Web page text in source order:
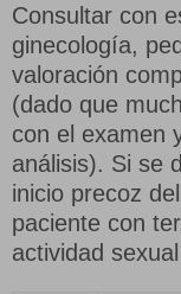
Consultar con
ginecología,
valoración
(dado que
con el examen
análisis). Si se
inicio precoz
paciente con
actividad